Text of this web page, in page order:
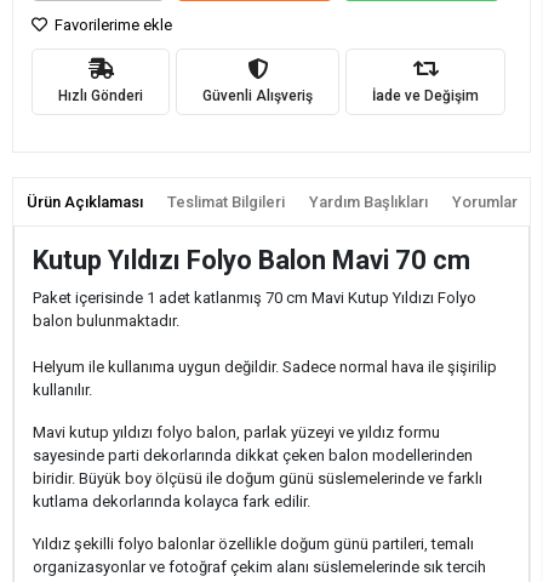
Favorilerime ekle
Hızlı Gönderi Güvenli Alışveriş İade ve Değişim
Ürün Açıklaması Teslimat Bilgileri Yardım Başlıkları Yorumlar
Kutup Yıldızı Folyo Balon Mavi 70 cm
Paket içerisinde 1 adet katlanmış 70 cm Mavi Kutup Yıldızı Folyo
balon bulunmaktadır.
Helyum ile kullanıma uygun değildir. Sadece normal hava ile şişirilip
kullanılır.
Mavi kutup yıldızı folyo balon, parlak yüzeyi ve yıldız formu
sayesinde parti dekorlarında dikkat çeken balon modellerinden
biridir. Büyük boy ölçüsü ile doğum günü süslemelerinde ve farklı
kutlama dekorlarında kolayca fark edilir.
Yıldız şekilli folyo balonlar özellikle doğum günü partileri, temalı
organizasyonlar ve fotoğraf çekim alanı süslemelerinde sık tercih